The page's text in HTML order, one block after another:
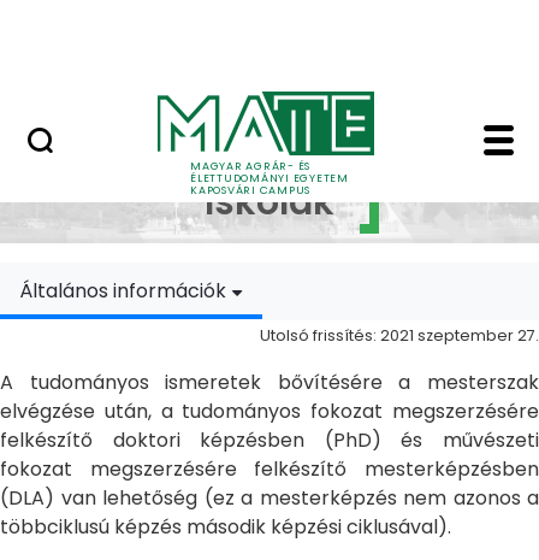
MAGYAR AGRÁR- ÉS
ÉLETTUDOMÁNYI EGYETEM
KAPOSVÁRI CAMPUS
Doktori Iskolák -
Doktori
Iskolák
Általános információk
Utolsó frissítés: 2021 szeptember 27.
A tudományos ismeretek bővítésére a mesterszak
elvégzése után, a tudományos fokozat megszerzésére
felkészítő doktori képzésben (PhD) és művészeti
fokozat megszerzésére felkészítő mesterképzésben
(DLA) van lehetőség (ez a mesterképzés nem azonos a
többciklusú képzés második képzési ciklusával).